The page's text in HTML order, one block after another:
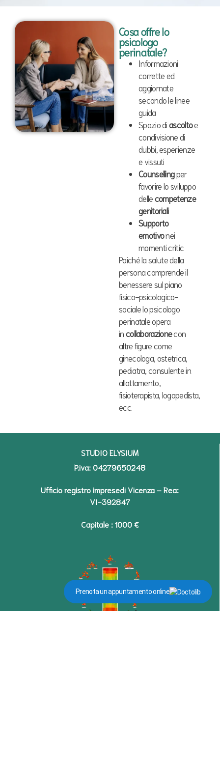
Cosa offre lo
psicologo
perinatale?
Informazioni
corrette ed
aggiornate
secondo le linee
guida
Spazio diascoltoe
condivisione di
dubbi, esperienze
e vissuti
Counsellingper
favorire lo sviluppo
dellecompetenze
genitoriali
Supporto
emotivonei
momenti critic
Poiché la salute della
persona comprende il
benessere sul piano
fisico-psicologico-
sociale lo psicologo
perinatale opera
incollaborazionecon
altre figure come
ginecologa, ostetrica,
pediatra, consulente in
allattamento,
fisioterapista, logopedista,
ecc.
STUDIO ELYSIUM
P.iva: 04279650248
Ufficio registro impresedi Vicenza – Rea:
VI-392847
Capitale : 1000 €
Prenota un appuntamento online